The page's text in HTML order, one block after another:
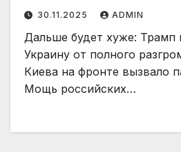
30.11.2025 ADMIN
Дальше будет хуже: Трамп
Украину от полного
Киева на фронте вызвало
Мощь российских…